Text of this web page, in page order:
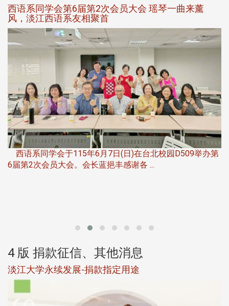
西语系同学会第6届第2次会员大会 瑶琴一曲来薰
风，淡江西语系友相聚首
西语系同学会于115年6月7日(日)在台北校园D509举办第
6届第2次会员大会。会长蓝挹丰感谢各 ...
4 版 捐款征信、其他消息
淡江大学永续发展-捐款指定用途